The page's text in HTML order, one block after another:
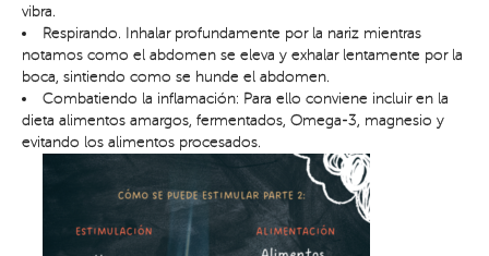
vibra.
Respirando. Inhalar profundamente por la nariz mientras
notamos como el abdomen se eleva y exhalar lentamente por la
boca, sintiendo como se hunde el abdomen.
Combatiendo la inflamación: Para ello conviene incluir en la
dieta alimentos amargos, fermentados, Omega-3, magnesio y
evitando los alimentos procesados.